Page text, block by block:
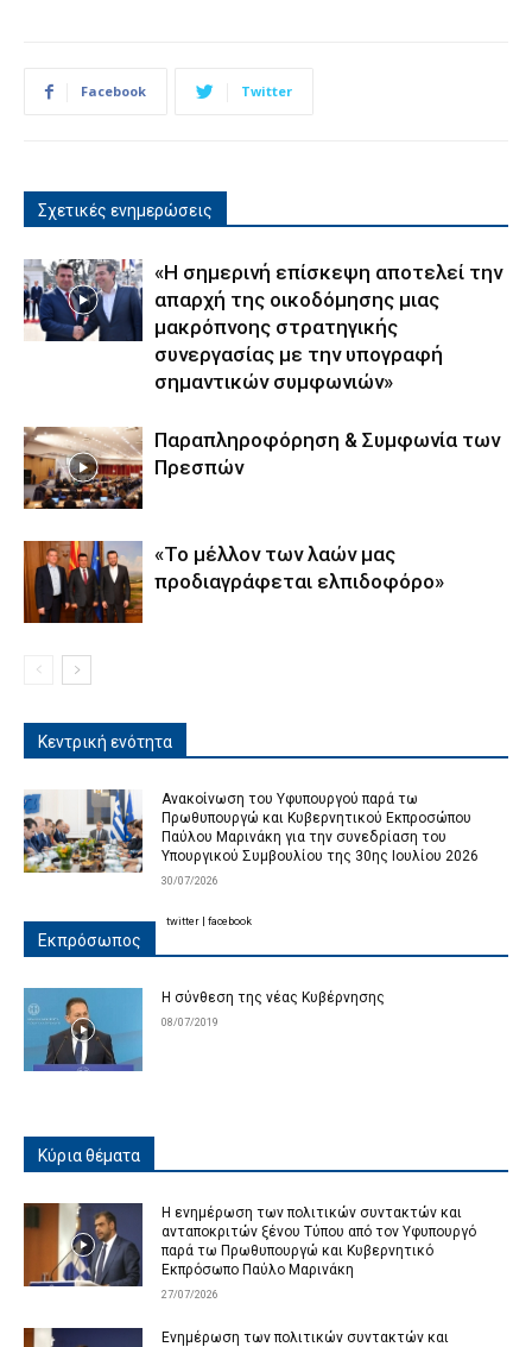
Facebook Twitter
Σχετικές ενημερώσεις
«Η σημερινή επίσκεψη αποτελεί την
απαρχή της οικοδόμησης μιας
μακρόπνοης στρατηγικής
συνεργασίας με την υπογραφή
σημαντικών συμφωνιών»
Παραπληροφόρηση & Συμφωνία των
Πρεσπών
«Το μέλλον των λαών μας
προδιαγράφεται ελπιδοφόρο»
Κεντρική ενότητα
Ανακοίνωση του Υφυπουργού παρά τω
Πρωθυπουργώ και Κυβερνητικού Εκπροσώπου
Παύλου Μαρινάκη για την συνεδρίαση του
Υπουργικού Συμβουλίου της 30ης Ιουλίου 2026
30/07/2026
Εκπρόσωπος
Η σύνθεση της νέας Κυβέρνησης
08/07/2019
twitter facebook
Κύρια θέματα
Η ενημέρωση των πολιτικών συντακτών και
ανταποκριτών ξένου Τύπου από τον Υφυπουργό
παρά τω Πρωθυπουργώ και Κυβερνητικό
Εκπρόσωπο Παύλο Μαρινάκη
27/07/2026
Ενημέρωση των πολιτικών συντακτών και